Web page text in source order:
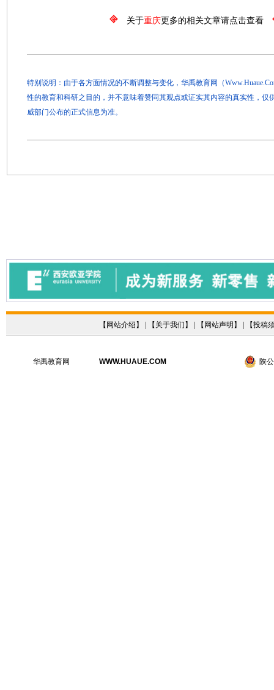
关于重庆更多的相关文章请点击查看
特别说明：由于各方面情况的不断调整与变化，华禹教育网（
性的教育和科研之目的，并不意味着赞同其观点或证实其内容的真实性，仅
威部门公布的正式信息为准。
【 网站介绍 】 | 【关于我们 】 | 【 网站声明 】 | 【投稿
华禹教育网 WWW.HUAUE.COM 陕